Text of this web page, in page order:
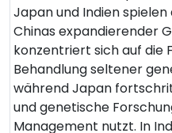
Japan und Indien
Chinas expandierender
konzentriert sich auf die
Behandlung seltener
während Japan
und genetische
Management nutzt. In